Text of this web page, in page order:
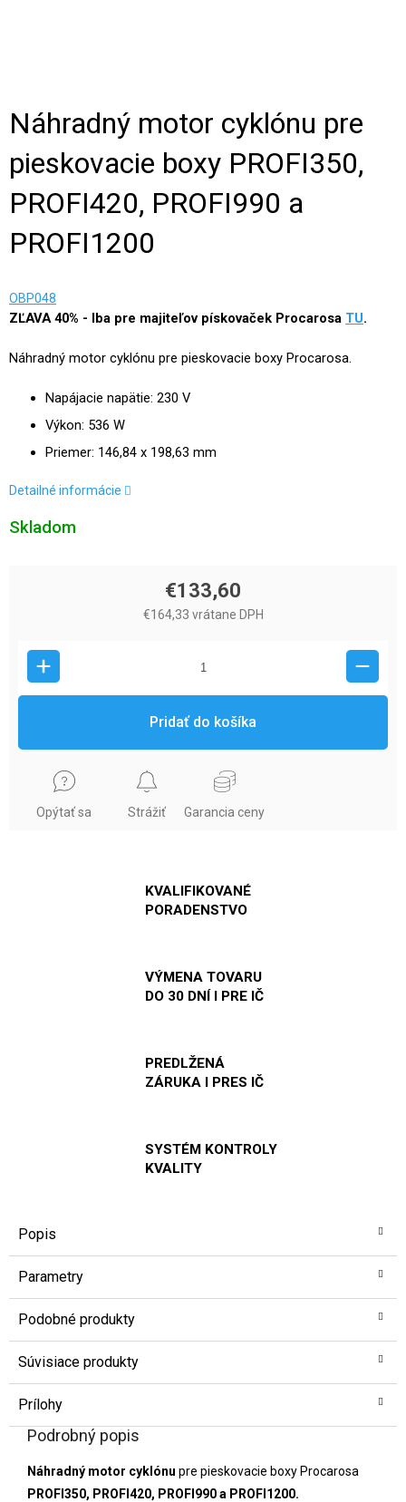
Náhradný motor cyklónu pre
pieskovacie boxy PROFI350,
PROFI420, PROFI990 a
PROFI1200
OBP048
ZĽAVA 40% - Iba pre majiteľov pískovaček Procarosa TU.
Náhradný motor cyklónu pre pieskovacie boxy Procarosa.
Napájacie napätie: 230 V
Výkon: 536 W
Priemer: 146,84 x 198,63 mm
Detailné informácie
Skladom
€133,60
€164,33 vrátane DPH
Pridať do košíka
Opýtať sa Strážiť Garancia ceny
KVALIFIKOVANÉ
PORADENSTVO
VÝMENA TOVARU
DO 30 DNÍ I PRE IČ
PREDLŽENÁ
ZÁRUKA I PRES IČ
SYSTÉM KONTROLY
KVALITY
Popis
Parametry
Podobné produkty
Súvisiace produkty
Prílohy
Podrobný popis
Náhradný motor cyklónu pre pieskovacie boxy Procarosa
PROFI350, PROFI420, PROFI990 a PROFI1200.